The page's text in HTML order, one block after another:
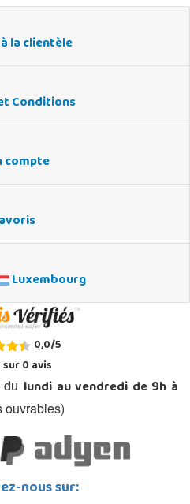
la clientèle
Conditions
compte
Luxembourg
0,0/5
0avis
lundi au vendredi de 9h à
ouvrables)
nous sur: